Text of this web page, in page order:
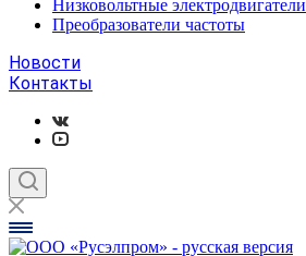
Низковольтные электродвигатели
Преобразователи частоты
Новости
Контакты